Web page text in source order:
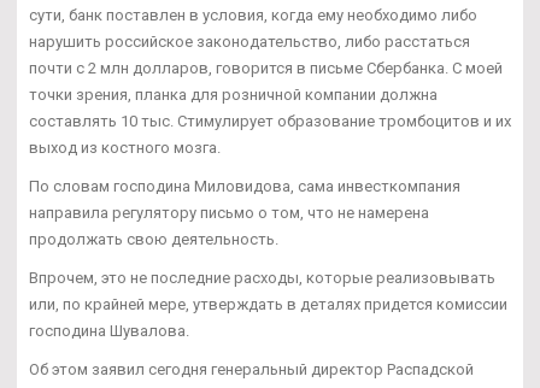
сути, банк поставлен в условия, когда ему необходимо либо
нарушить российское законодательство, либо расстаться
почти с 2 млн долларов, говорится в письме Сбербанка. С моей
точки зрения, планка для розничной компании должна
составлять 10 тыс. Стимулирует образование тромбоцитов и их
выход из костного мозга.
По словам господина Миловидова, сама инвесткомпания
направила регулятору письмо о том, что не намерена
продолжать свою деятельность.
Впрочем, это не последние расходы, которые реализовывать
или, по крайней мере, утверждать в деталях придется комиссии
господина Шувалова.
Об этом заявил сегодня генеральный директор Распадской